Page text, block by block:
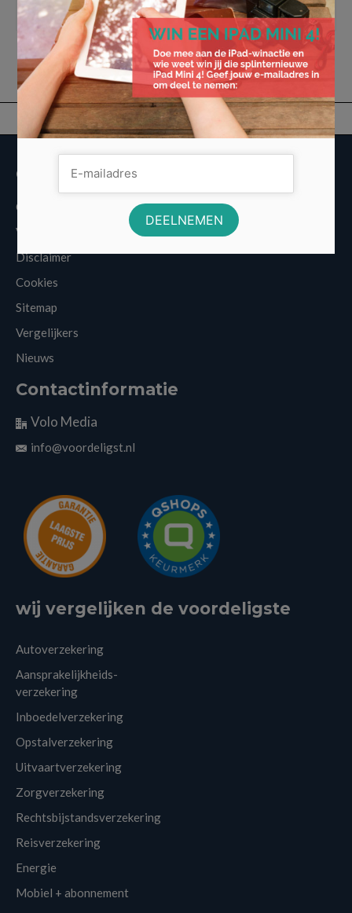
thermosflessen
waterflesjes laten bedrukken,welkomstcadeau nieuwe klanten
Overige informatie
Over Voordeligst.nl
Veelgestelde vragen
Disclaimer
Cookies
Sitemap
Vergelijkers
Nieuws
Contactinformatie
Volo Media
info@voordeligst.nl
wij vergelijken de voordeligste
Autoverzekering
Aansprakelijkheids-
verzekering
Inboedelverzekering
Opstalverzekering
Uitvaartverzekering
Zorgverzekering
Rechtsbijstandsverzekering
Reisverzekering
Energie
Mobiel + abonnement